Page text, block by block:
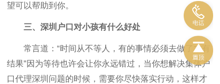
望可以帮助到你。
三、 深圳户口对小孩有什么好处
常言道：“时间从不等人，有的事情必须去做了才有
结果”因为等待也许会让你永远错过，当你想解决集体户
口代理深圳问题的时候，需要你尽快落实行动，这样才